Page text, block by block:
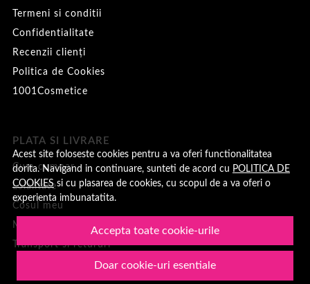
Acest site foloseste cookies pentru a va oferi functionalitatea
dorita. Navigand in continuare, sunteti de acord cu POLITICA DE
COOKIESsi cu plasarea de cookies, cu scopul de a va oferi o
experienta imbunatatita.
Accepta toate cookie-urile
Doar cookie-uri esentiale
Termeni si conditii
Confidentialitate
Recenzii clienți
Politica de Cookies
1001Cosmetice
PLATA SI LIVRARE
Cum cumpar
Loialitate
Cosul meu
Metode de plata
Transport si retururi